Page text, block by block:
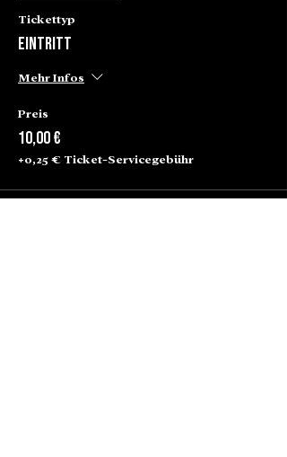
Tickettyp
Eintritt
Mehr Infos
Preis
10,00 €
+0,25 € Ticket-Servicegebühr